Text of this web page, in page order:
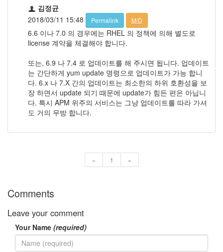
김정균
2018/03/11 15:48
Permalink M/D
6.6 이나 7.0 의 경우에는 RHEL 의 정책에 의해 별도로
license 계약을 체결해야 합니다.
또는, 6.9 나 7.4 로 업데이트를 해 주시면 됩니다. 업데이트
는 간단하게 yum update 명령으로 업데이트가 가능 합니
다. 6.x 나 7.X 간의 업데이트는 최소한의 하위 호환성을 보
장 하면서 update 되기 때문에 update가 힘든 편은 아닙니
다. 특시 APM 위주의 서비스는 그냥 업데이트를 따라 가셔
도 거의 무방 합니다.
« 1 »
Comments
Leave your comment
Your Name (required)